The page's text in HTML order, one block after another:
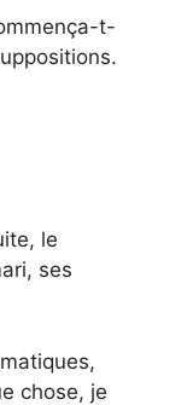
t-
le
ses
chose, je